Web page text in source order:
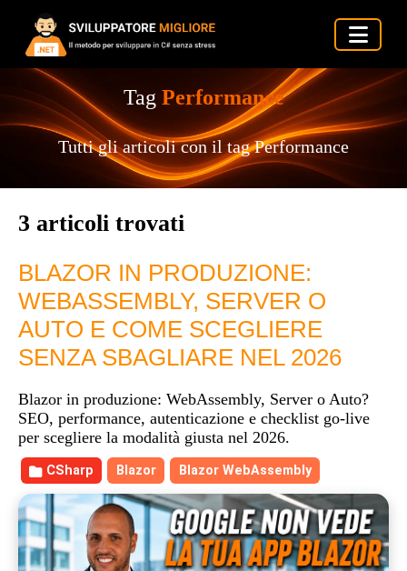
Tag Performance
Tutti gli articoli con il tag Performance
3 articoli trovati
BLAZOR IN PRODUZIONE:
WEBASSEMBLY, SERVER O
AUTO E COME SCEGLIERE
SENZA SBAGLIARE NEL 2026
Blazor in produzione: WebAssembly, Server o Auto?
SEO, performance, autenticazione e checklist go-live
per scegliere la modalità giusta nel 2026.
CSharp Blazor Blazor WebAssembly